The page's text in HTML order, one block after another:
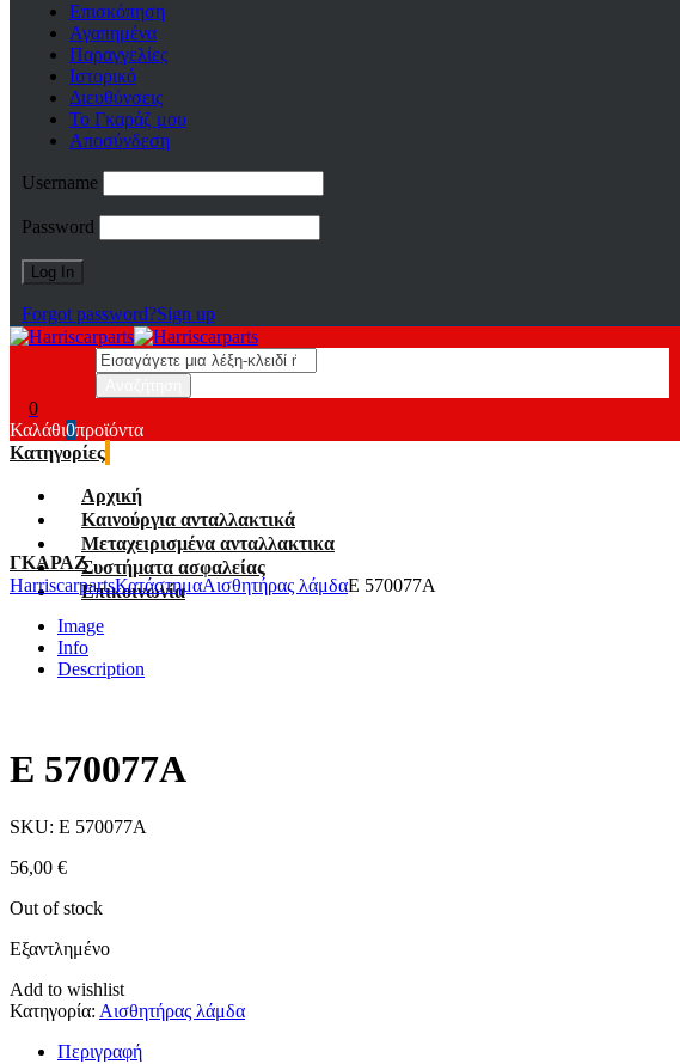
Επισκόπηση
Αγαπημένα
Παραγγελίες
Ιστορικό
Διευθύνσεις
Το Γκαράζ μου
Αποσύνδεση
Username
Password
Forgot password?Sign up
0
Καλάθι0προϊόντα
Κατηγορίες
Αρχική
Καινούργια ανταλλακτικά
Μεταχειρισμένα ανταλλακτικα
Συστήματα ασφαλείας
Επικοινωνία
ΓΚΑΡΑΖ
HarriscarpartsΚατάστημαΑισθητήρας λάμδαE 570077A
Image
Info
Description
E 570077A
SKU: E 570077A
56,00 €
Out of stock
Εξαντλημένο
Add to wishlist
Κατηγορία: Αισθητήρας λάμδα
Περιγραφή